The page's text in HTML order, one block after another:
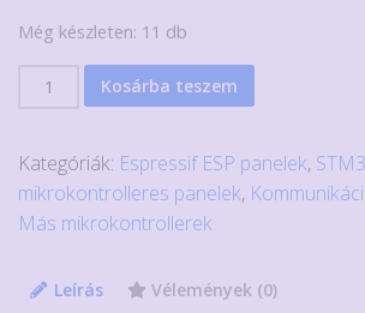
Még készleten: 11 db
SN65HVD230
kommunikációs
modul
mennyiség
Kosárba teszem
Kategóriák: Espressif ESP panelek,
mikrokontrolleres panelek,
Más mikrokontrollerek
Leírás Vélemények (0)